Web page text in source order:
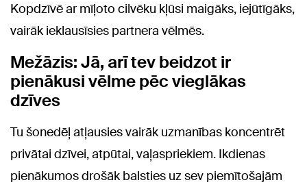
Kopdzīvē ar mīļoto cilvēku kļūsi maigāks, iejūtīgāks,
vairāk ieklausīsies partnera vēlmēs.
Mežāzis: Jā, arī tev beidzot ir
pienākusi vēlme pēc vieglākas
dzīves
Tu šonedēļ atļausies vairāk uzmanības koncentrēt
privātai dzīvei, atpūtai, vaļaspriekiem. Ikdienas
pienākumos drošāk balsties uz sev piemītošajām